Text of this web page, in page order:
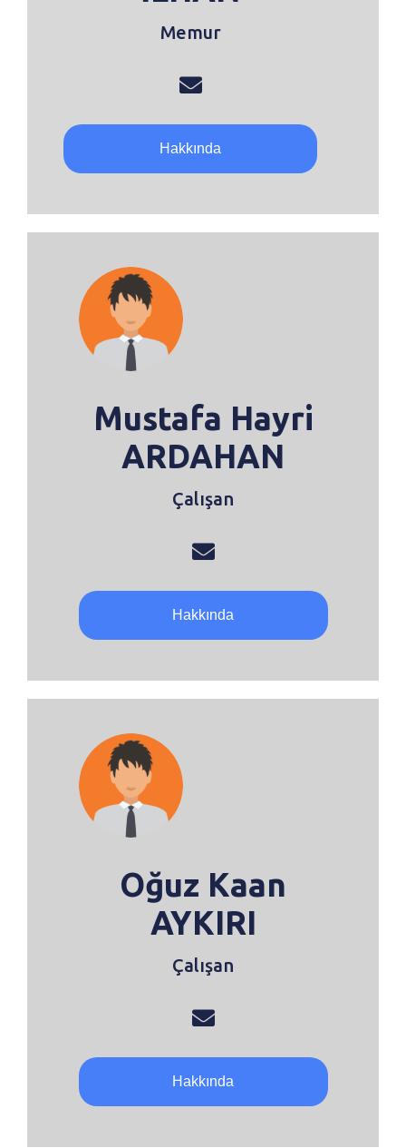
Memur
Hakkında
Mustafa Hayri
ARDAHAN
Çalışan
Hakkında
Oğuz Kaan
AYKIRI
Çalışan
Hakkında